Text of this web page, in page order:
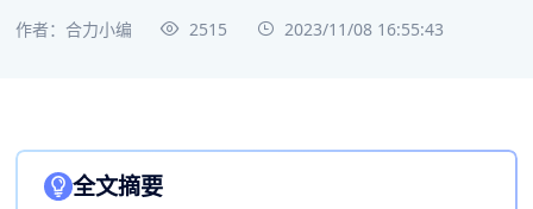
作者：合力小编 2515 2023/11/08 16:55:43
全文摘要